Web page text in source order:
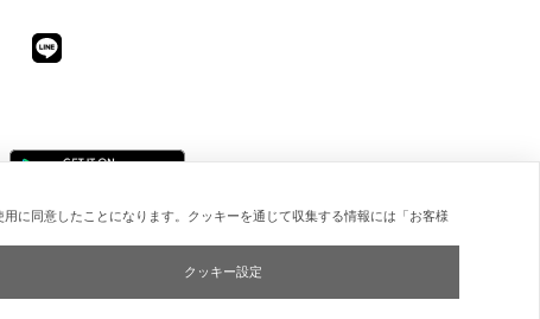
に同意したことになります。クッキーを通じて収集する情報には「お客様
クッキー設定